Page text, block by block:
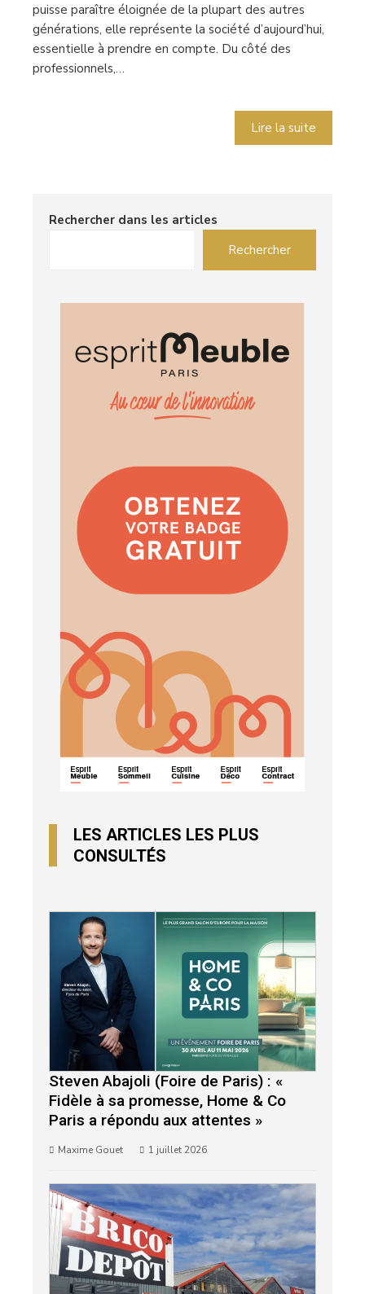
puisse paraître éloignée de la plupart des autres
générations, elle représente la société d’aujourd’hui,
essentielle à prendre en compte. Du côté des
professionnels,…
Lire la suite
Rechercher dans les articles
Rechercher
LES ARTICLES LES PLUS
CONSULTÉS
Steven Abajoli (Foire de Paris) : «
Fidèle à sa promesse, Home & Co
Paris a répondu aux attentes »
Maxime Gouet 1 juillet 2026